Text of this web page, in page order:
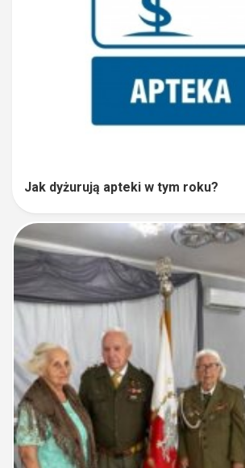
Jak dyżurują apteki w tym roku?